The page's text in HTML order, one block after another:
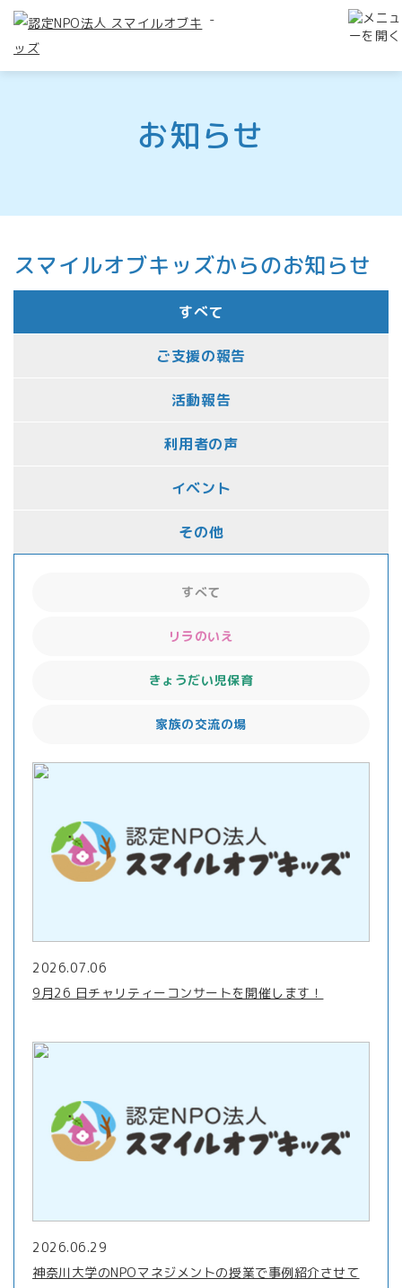
-
お知らせ
スマイルオブキッズからのお知らせ
すべて
ご支援の報告
活動報告
利用者の声
イベント
その他
すべて
リラのいえ
きょうだい児保育
家族の交流の場
2026.07.06
9月26 日チャリティーコンサートを開催します！
2026.06.29
神奈川大学のNPOマネジメントの授業で事例紹介させて